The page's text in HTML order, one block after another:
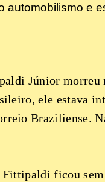
automobilismo e
Júnior morreu
ele estava
Braziliense.
ficou